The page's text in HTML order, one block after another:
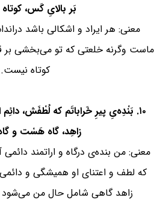
بَر بالایِ کَس،
معنی: هر ایراد و اشکالی باشد
ماست وگرنه خلعتی که تو می‌بخشی بر
کوتاه نیست.
۱۰. بَنْدِه‌یِ پیرِ خَراباتَم که لُطْفَش،
زاهِد، گاه هَسْت و
معنی: من بنده‌ی درگاه و اراتمند
که لطف و اعتنای او همیشگی و
زاهد گاهی شامل حال من